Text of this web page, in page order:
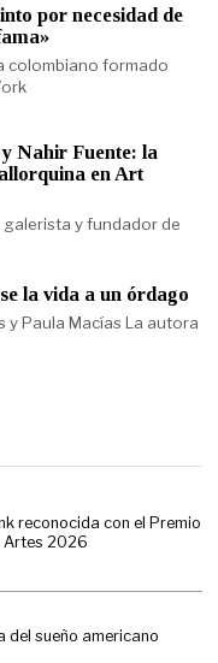
por necesidad de
colombiano formado
Nahir Fuente: la
en Art
y fundador de
la vida a un órdago
y Paula Macías La autora
reconocida con el Premio
Artes 2026
del sueño americano